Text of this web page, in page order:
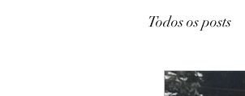
Todos os posts
João Pessoa